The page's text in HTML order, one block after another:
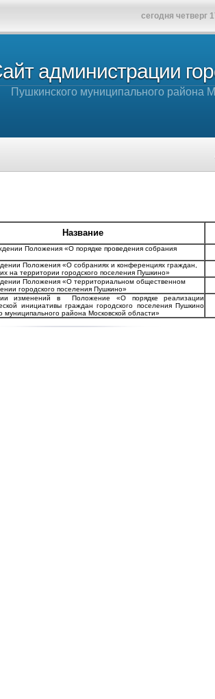
сегодня четверг
администрации
Пушкинского муниципального района
Название
Положения «О порядке проведения собрания
Положения «О собраниях и конференциях граждан,
на территории городского поселения Пушкино»
Положения «О территориальном общественном
городского поселения Пушкино»
изменений в Положение «О порядке реализации
инициативы граждан городского поселения Пушкино
муниципального района Московской области»